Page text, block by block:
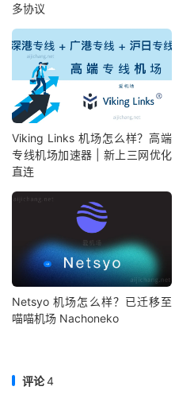
多协议
Viking Links 机场怎么样？高端
专线机场加速器 | 新上三网优化
直连
Netsyo 机场怎么样？已迁移至
喵喵机场 Nachoneko
评论4